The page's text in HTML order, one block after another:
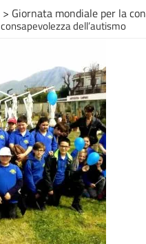
> Giornata mondiale per la
dell’autismo